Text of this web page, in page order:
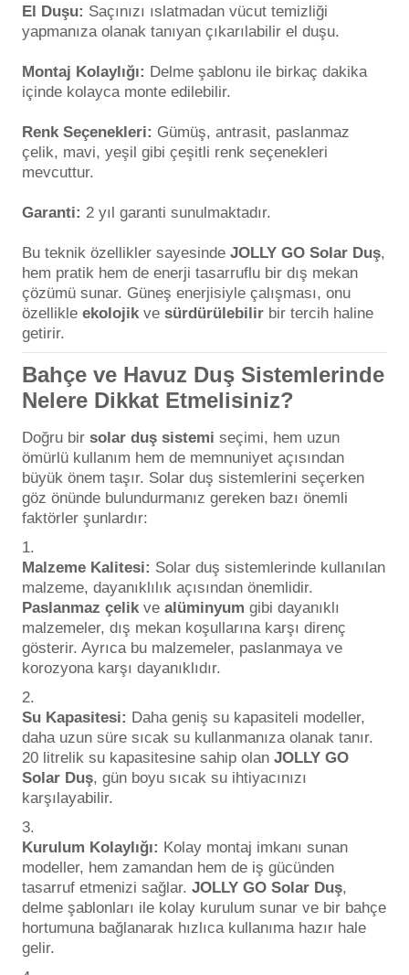
El Duşu: Saçınızı ıslatmadan vücut temizliği
yapmanıza olanak tanıyan çıkarılabilir el duşu.
Montaj Kolaylığı: Delme şablonu ile birkaç dakika
içinde kolayca monte edilebilir.
Renk Seçenekleri: Gümüş, antrasit, paslanmaz
çelik, mavi, yeşil gibi çeşitli renk seçenekleri
mevcuttur.
Garanti: 2 yıl garanti sunulmaktadır.
Bu teknik özellikler sayesinde JOLLY GO Solar Duş,
hem pratik hem de enerji tasarruflu bir dış mekan
çözümü sunar. Güneş enerjisiyle çalışması, onu
özellikle ekolojik ve sürdürülebilir bir tercih haline
getirir.
Bahçe ve Havuz Duş Sistemlerinde
Nelere Dikkat Etmelisiniz?
Doğru bir solar duş sistemi seçimi, hem uzun
ömürlü kullanım hem de memnuniyet açısından
büyük önem taşır. Solar duş sistemlerini seçerken
göz önünde bulundurmanız gereken bazı önemli
faktörler şunlardır:
Malzeme Kalitesi: Solar duş sistemlerinde kullanılan
malzeme, dayanıklılık açısından önemlidir.
Paslanmaz çelik ve alüminyum gibi dayanıklı
malzemeler, dış mekan koşullarına karşı direnç
gösterir. Ayrıca bu malzemeler, paslanmaya ve
korozyona karşı dayanıklıdır.
Su Kapasitesi: Daha geniş su kapasiteli modeller,
daha uzun süre sıcak su kullanmanıza olanak tanır.
20 litrelik su kapasitesine sahip olan JOLLY GO
Solar Duş, gün boyu sıcak su ihtiyacınızı
karşılayabilir.
Kurulum Kolaylığı: Kolay montaj imkanı sunan
modeller, hem zamandan hem de iş gücünden
tasarruf etmenizi sağlar. JOLLY GO Solar Duş,
delme şablonları ile kolay kurulum sunar ve bir bahçe
hortumuna bağlanarak hızlıca kullanıma hazır hale
gelir.